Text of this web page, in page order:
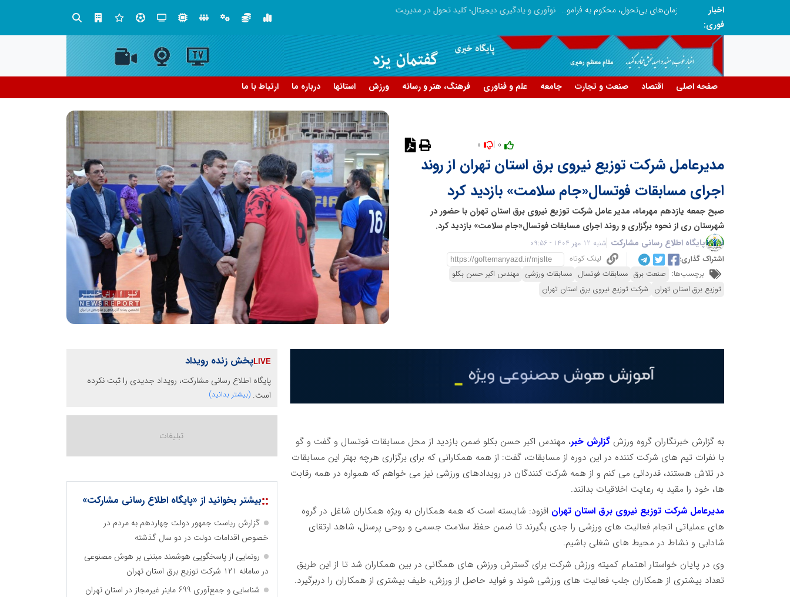
اخبار
فوری:
نوآوری و یادگیری دیجیتال؛ کلید تحول در مدیریت مدارس فردا
صفحه اصلی اقتصاد صنعت و تجارت جامعه علم و فناوری فرهنگ، هنر و رسانه ورزش استانها درباره ما ارتباط با ما
مدیرعامل شرکت توزیع نیروی برق استان تهران از روند
اجرای مسابقات فوتسال«جام سلامت» بازدید کرد
صبح جمعه یازدهم مهرماه، مدیر عامل شرکت توزیع نیروی برق استان تهران با حضور در
شهرستان ری از نحوه برگزاری و روند اجرای مسابقات فوتسال«جام سلامت» بازدید کرد.
پایگاه اطلاع رسانی مشارکت شنبه 12 مهر 1404 - 09:56
اشتراک گذاری:
لینک کوتاه
برچسب‌ها: صنعت برق مسابقات فوتسال مسابقات ورزشی مهندس اکبر حسن بکلو
توزیع برق استان تهران شرکت توزیع نیروی برق استان تهران
به گزارش خبرنگاران گروه ورزش گزارش خبر، مهندس اکبر حسن بکلو ضمن بازدید از محل مسابقات فوتسال و گفت و گو
با نفرات تیم های شرکت کننده در این دوره از مسابقات، گفت: از همه همکارانی که برای برگزاری هرچه بهتر این مسابقات
در تلاش هستند، قدردانی می کنم و از همه شرکت کنندگان در رویدادهای ورزشی نیز می خواهم که همواره در همه رقابت
ها، خود را مقید به رعایت اخلاقیات بدانند.
مدیرعامل شرکت توزیع نیروی برق استان تهران افزود: شایسته است که همه همکاران به ویژه همکاران شاغل در گروه
های عملیاتی انجام فعالیت های ورزشی را جدی بگیرند تا ضمن حفظ سلامت جسمی و روحی پرسنل، شاهد ارتقای
شادابی و نشاط در محیط های شغلی باشیم.
وی در پایان خواستار اهتمام کمیته ورزش شرکت برای گسترش ورزش های همگانی در بین همکاران شد تا از این طریق
تعداد بیشتری از همکاران جلب فعالیت های ورزشی شوند و فواید حاصل از ورزش، طیف بیشتری از همکاران را دربرگیرد.
پخش زنده رویداد
پایگاه اطلاع رسانی مشارکت، رویداد جدیدی را ثبت نکرده
است. (بیشتر بدانید)
::بیشتر بخوانید از «پایگاه اطلاع رسانی مشارکت»
گزارش ریاست جمهور دولت چهاردهم به مردم در
خصوص اقدامات دولت در دو سال گذشته
رونمایی از پاسخگویی هوشمند مبتنی بر هوش مصنوعی
در سامانه ۱۲۱ شرکت توزیع برق استان تهران
شناسایی و جمع‌آوری 699 ماینر غیرمجاز در استان تهران